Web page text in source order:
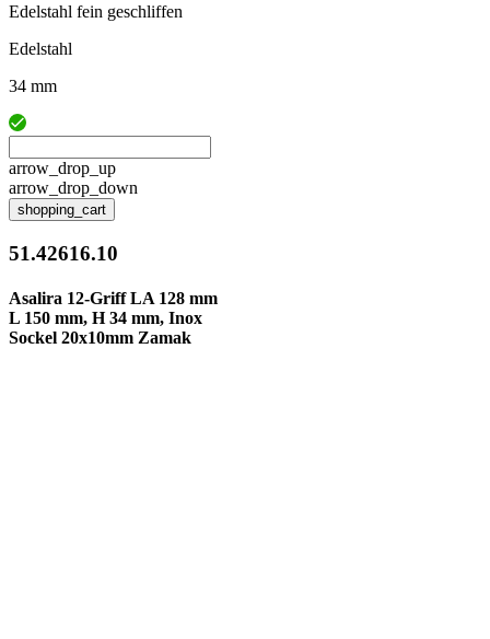
Edelstahl fein geschliffen
Edelstahl
34 mm
arrow_drop_up
arrow_drop_down
shopping_cart
51.42616.10
Asalira 12-Griff LA 128 mm
L 150 mm, H 34 mm, Inox
Sockel 20x10mm Zamak